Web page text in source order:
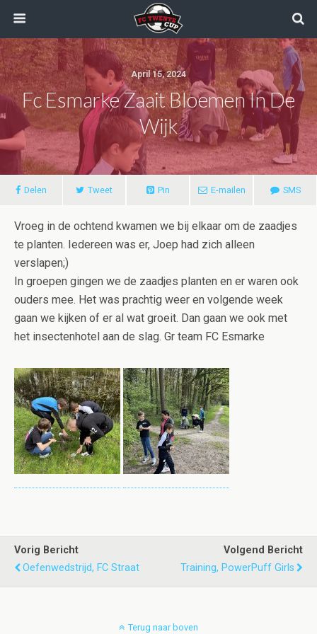
April 15, 2024
Fc Esmarke Zaait Bloemen In De
Wijk
Delen Tweet Pin E-mailen SMS
Vroeg in de ochtend kwamen we bij elkaar om de zaadjes
te planten. Iedereen was er, Joep had zich alleen
verslapen;)
In groepen gingen we de zaadjes planten en er waren ook
ouders mee. Het was prachtig weer en volgende week
gaan we kijken of er al wat groeit. Dan gaan we ook met
het insectenhotel aan de slag. Gr team FC Esmarke
Vorig Bericht
Oefenwedstrijd, FC Straat
Volgend Bericht
Training, PowerPuff Girls
Terug naar boven